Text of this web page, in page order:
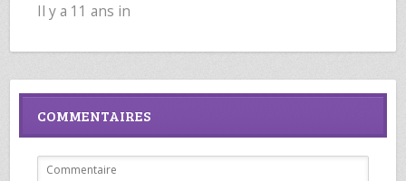
Il y a 11 ans in
COMMENTAIRES